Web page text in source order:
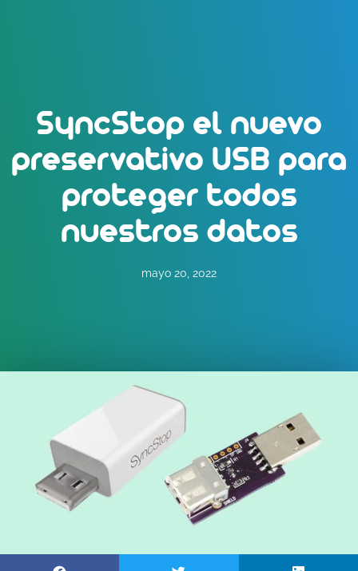
SyncStop el nuevo
preservativo USB para
proteger todos
nuestros datos
mayo 20, 2022